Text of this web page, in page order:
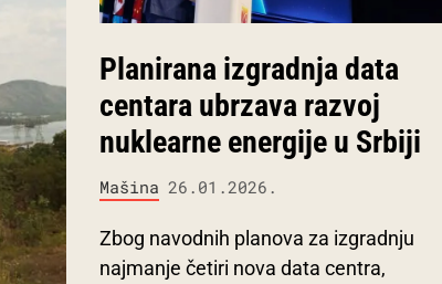
Planirana izgradnja data
centara ubrzava razvoj
nuklearne energije u Srbiji
Mašina 26.01.2026.
Zbog navodnih planova za izgradnju
najmanje četiri nova data centra,